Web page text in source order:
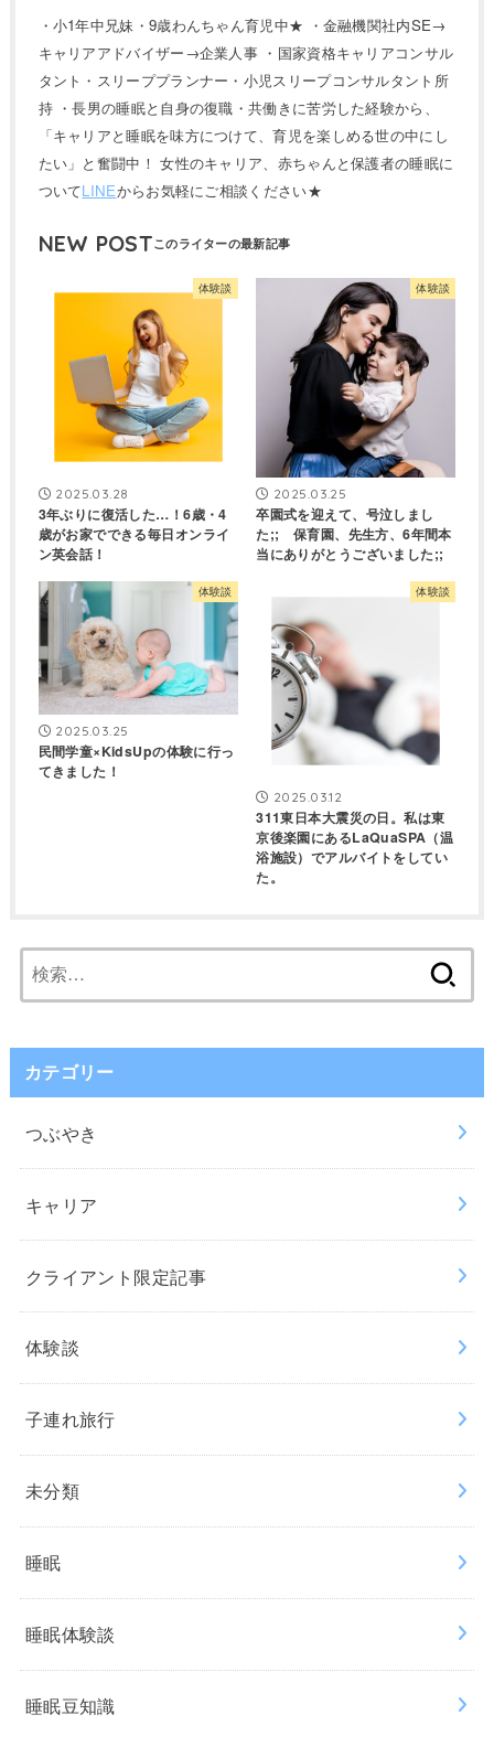
・小1年中兄妹・9歳わんちゃん育児中★ ・金融機関社内SE→
キャリアアドバイザー→企業人事 ・国家資格キャリアコンサル
タント・スリーププランナー・小児スリープコンサルタント所
持 ・長男の睡眠と自身の復職・共働きに苦労した経験から、
「キャリアと睡眠を味方につけて、育児を楽しめる世の中にし
たい」と奮闘中！ 女性のキャリア、赤ちゃんと保護者の睡眠に
ついてLINEからお気軽にご相談ください★
NEW POST
体験談
2025.03.28
3年ぶりに復活した…！6歳・4
歳がお家でできる毎日オンライ
ン英会話！
体験談
2025.03.25
卒園式を迎えて、号泣しまし
た;; 保育園、先生方、6年間本
当にありがとうございました;;
体験談
2025.03.25
民間学童×KidsUpの体験に行っ
てきました！
体験談
2025.03.12
311東日本大震災の日。私は東
京後楽園にあるLaQuaSPA（温
浴施設）でアルバイトをしてい
た。
索:
カテゴリー
つぶやき
キャリア
クライアント限定記事
体験談
子連れ旅行
未分類
睡眠
睡眠体験談
睡眠豆知識